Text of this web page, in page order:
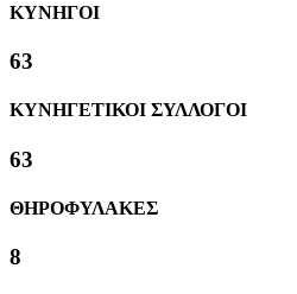
ΚΥΝΗΓΟΙ
63
ΚΥΝΗΓΕΤΙΚΟΙ ΣΥΛΛΟΓΟΙ
63
ΘΗΡΟΦΥΛΑΚΕΣ
8